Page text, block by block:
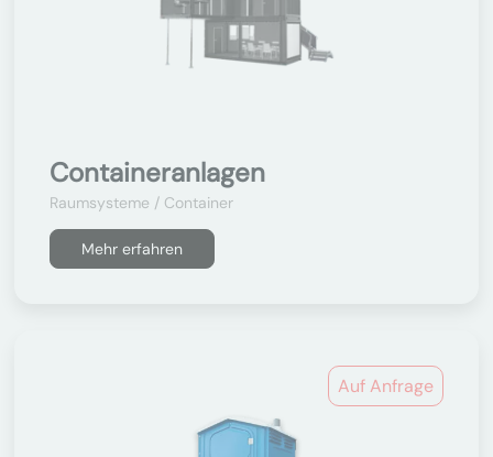
Containeranlagen
Raumsysteme / Container
Mehr erfahren
Auf Anfrage